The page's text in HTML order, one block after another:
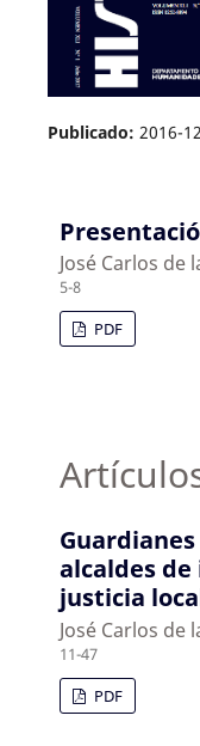
Publicado: 2016-
José Carlos de
5-8
PDF
alcaldes
justicia
José Carlos de
11-47
PDF